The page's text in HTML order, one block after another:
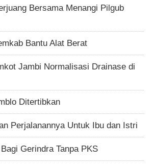
Bersama Menangi Pilgub
Bantu Alat Berat
Jambi Normalisasi Drainase di
Ditertibkan
Perjalanannya Untuk Ibu dan Istri
Gerindra Tanpa PKS